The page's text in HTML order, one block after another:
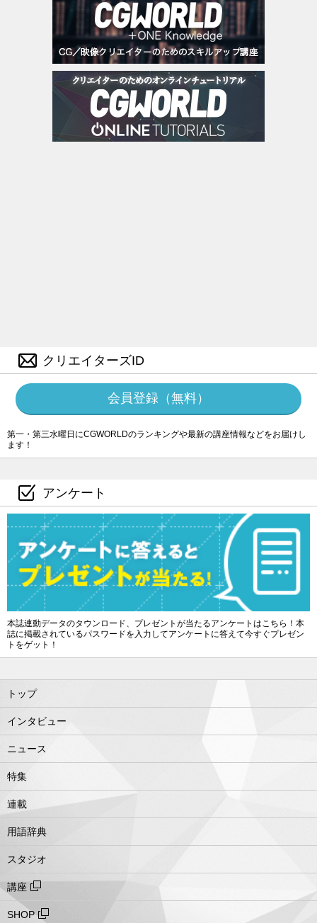
クリエイターズID
会員登録（無料）
第一・第三水曜日にCGWORLDのランキングや最新の講座情報などをお届けし
ます！
アンケート
本誌連動データのタウンロード、プレゼントが当たるアンケートはこちら！本
誌に掲載されているパスワードを入力してアンケートに答えて今すぐプレゼン
トをゲット！
トップ
インタビュー
ニュース
特集
連載
用語辞典
スタジオ
講座
SHOP